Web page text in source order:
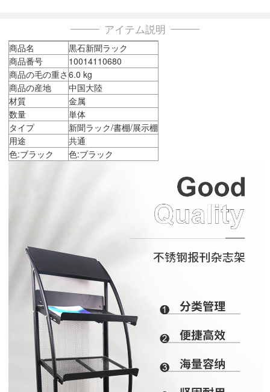
アイテム説明
商品名
黒石新聞ラック
商品番号
10014110680
商品の毛の重さ 6.0 kg
商品の産地
中国大陸
材質
金属
数量
単体
タイプ
新聞ラック/書棚/展示棚
用途
共通
色:ブラック
色:ブラック